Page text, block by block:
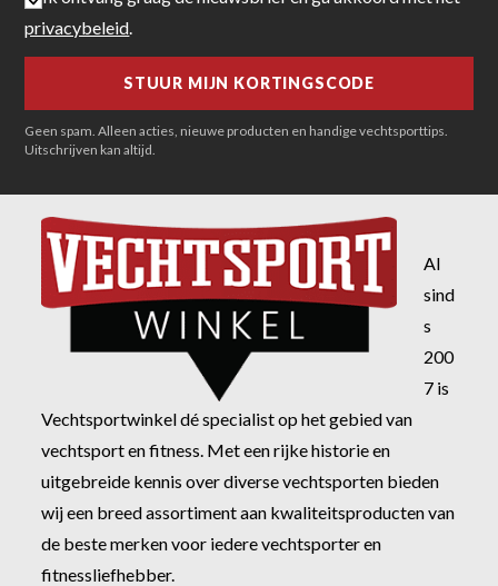
privacybeleid.
Geen spam. Alleen acties, nieuwe producten en handige vechtsporttips.
Uitschrijven kan altijd.
Al
sind
s
200
7 is
Vechtsportwinkel dé specialist op het gebied van
vechtsport en fitness. Met een rijke historie en
uitgebreide kennis over diverse vechtsporten bieden
wij een breed assortiment aan kwaliteitsproducten van
de beste merken voor iedere vechtsporter en
fitnessliefhebber.